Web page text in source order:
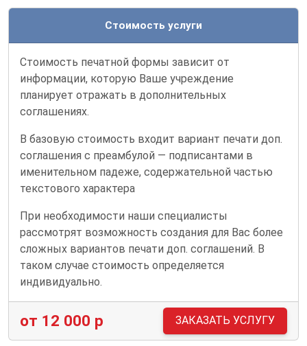
Стоимость услуги
Стоимость печатной формы зависит от
информации, которую Ваше учреждение
планирует отражать в дополнительных
соглашениях.
В базовую стоимость входит вариант печати доп.
соглашения с преамбулой — подписантами в
именительном падеже, содержательной частью
текстового характера
При необходимости наши специалисты
рассмотрят возможность создания для Вас более
сложных вариантов печати доп. соглашений. В
таком случае стоимость определяется
индивидуально.
от 12 000 р ЗАКАЗАТЬ УСЛУГУ